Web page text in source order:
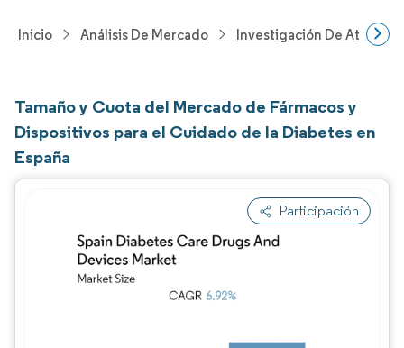
Inicio Análisis De Mercado Investigación De
Tamaño y Cuota del Mercado de Fármacos y
Dispositivos para el Cuidado de la Diabetes en
España
Participación